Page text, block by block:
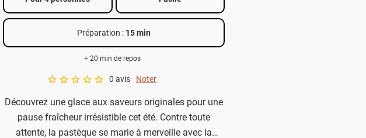
Préparation : 15 min
+ 20 min de repos
A star rating of 0 out of 5.
0 avis Noter
Découvrez une glace aux saveurs originales pour une
pause fraîcheur irrésistible cet été. Contre toute
attente, la pastèque se marie à merveille avec la